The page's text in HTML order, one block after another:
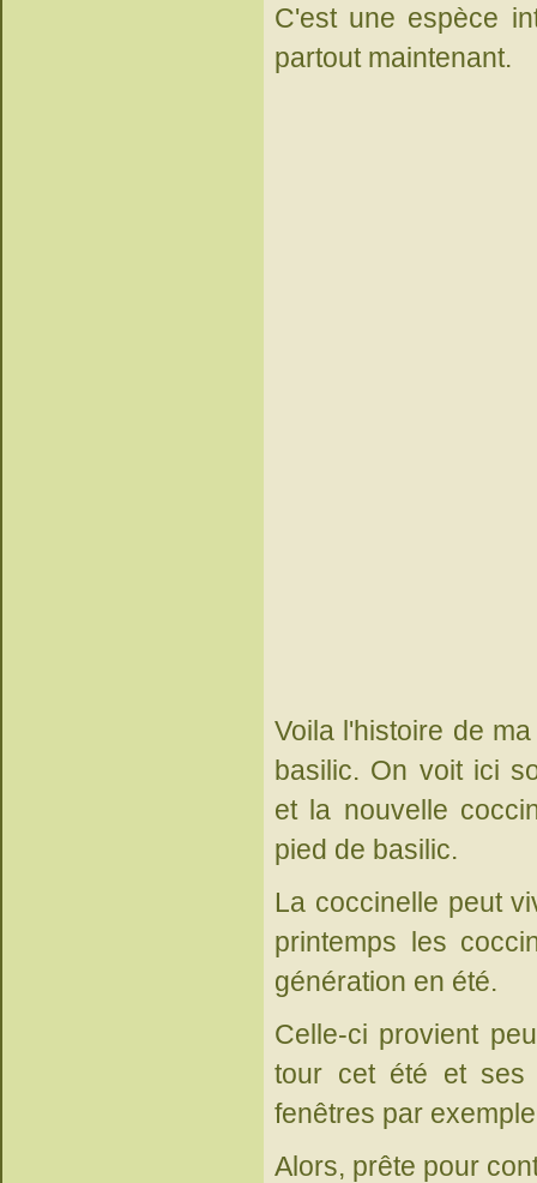
C'est une espèce
partout maintenant.
Voila l'histoire de
basilic. On voit ici
et la nouvelle
pied de basilic.
La coccinelle peut
printemps les
génération en été.
Celle-ci provient
tour cet été et ses
fenêtres par
Alors, prête pour